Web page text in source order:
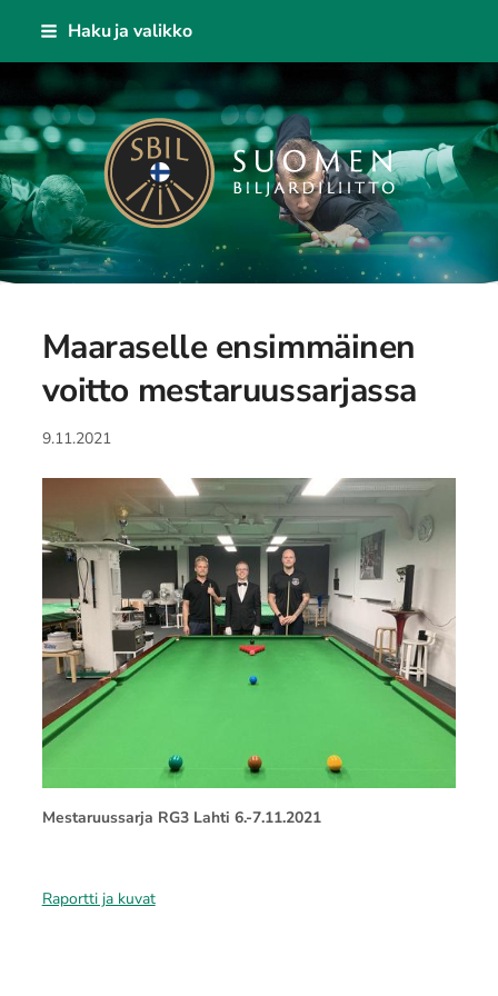
Siirry
sisältöön
Haku ja valikko
Suomen Biljardiliitto ry
Maaraselle ensimmäinen
voitto mestaruussarjassa
9.11.2021
Mestaruussarja RG3 Lahti 6.-7.11.2021
Raportti ja kuvat